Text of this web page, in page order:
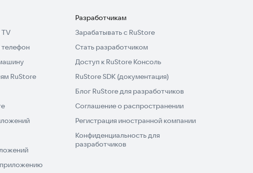
TV
телефон
RuStore
приложению
Разработчикам
Зарабатывать с RuStore
Стать разработчиком
Доступ к RuStore Консоль
RuStore SDK (документация)
Блог RuStore для разработчиков
Соглашение о распространении
Регистрация иностранной компании
Конфиденциальность для
разработчиков